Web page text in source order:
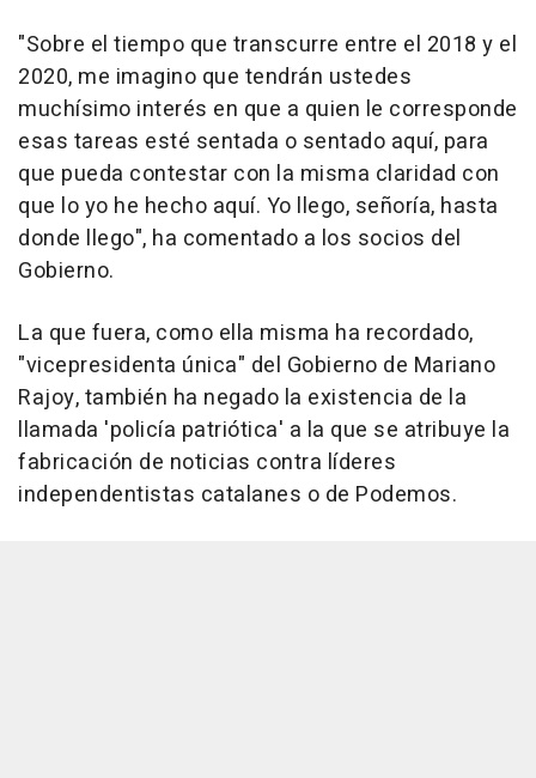
"Sobre el tiempo que transcurre entre el 2018 y el
2020, me imagino que tendrán ustedes
muchísimo interés en que a quien le corresponde
esas tareas esté sentada o sentado aquí, para
que pueda contestar con la misma claridad con
que lo yo he hecho aquí. Yo llego, señoría, hasta
donde llego", ha comentado a los socios del
Gobierno.
La que fuera, como ella misma ha recordado,
"vicepresidenta única" del Gobierno de Mariano
Rajoy, también ha negado la existencia de la
llamada 'policía patriótica' a la que se atribuye la
fabricación de noticias contra líderes
independentistas catalanes o de Podemos.